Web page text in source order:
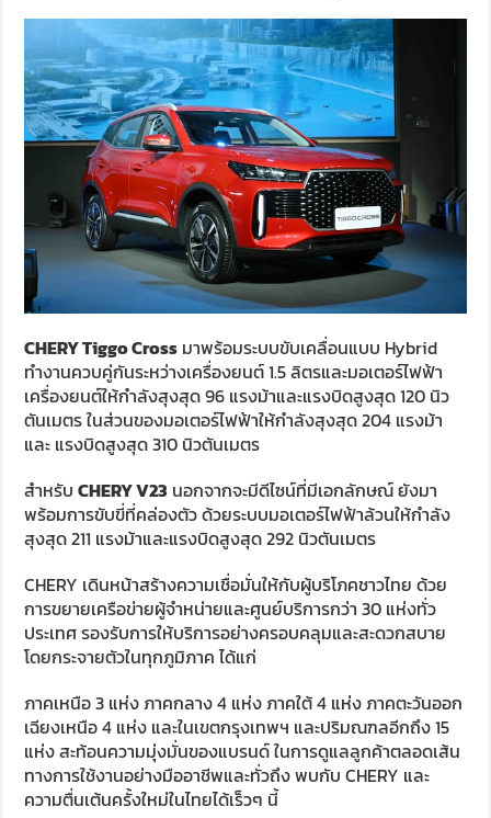
CHERY Tiggo Cross มาพร้อมระบบขับเคลื่อนแบบ Hybrid
ทำงานควบคู่กันระหว่างเครื่องยนต์ 1.5 ลิตรและมอเตอร์ไฟฟ้า
เครื่องยนต์ให้กำลังสุงสุด 96 แรงม้าและแรงบิดสูงสุด 120 นิว
ตันเมตร ในส่วนของมอเตอร์ไฟฟ้าให้กำลังสุงสุด 204 แรงม้า
และ แรงบิดสูงสุด 310 นิวตันเมตร
สำหรับCHERY V23 นอกจากจะมีดีไซน์ที่มีเอกลักษณ์ ยังมา
พร้อมการขับขี่ที่คล่องตัว ด้วยระบบมอเตอร์ไฟฟ้าล้วนให้กำลัง
สุงสุด 211 แรงม้าและแรงบิดสูงสุด 292 นิวตันเมตร
CHERY เดินหน้าสร้างความเชื่อมั่นให้กับผู้บริโภคชาวไทย ด้วย
การขยายเครือข่ายผู้จำหน่ายและศูนย์บริการกว่า 30 แห่งทั่ว
ประเทศ รองรับการให้บริการอย่างครอบคลุมและสะดวกสบาย
โดยกระจายตัวในทุกภูมิภาค ได้แก่
ภาคเหนือ 3 แห่ง ภาคกลาง 4 แห่ง ภาคใต้ 4 แห่ง ภาคตะวันออก
เฉียงเหนือ 4 แห่ง และในเขตกรุงเทพฯ และปริมณฑลอีกถึง 15
แห่ง สะท้อนความมุ่งมั่นของแบรนด์ ในการดูแลลูกค้าตลอดเส้น
ทางการใช้งานอย่างมืออาชีพและทั่วถึง พบกับ CHERY และ
ความตื่นเต้นครั้งใหม่ในไทยได้เร็วๆ นี้